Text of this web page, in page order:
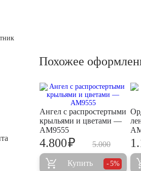
Похожее
Ангел с распростертыми
крыльями и цветами —
AM9555
5.000
4.800₽
Купить 5%